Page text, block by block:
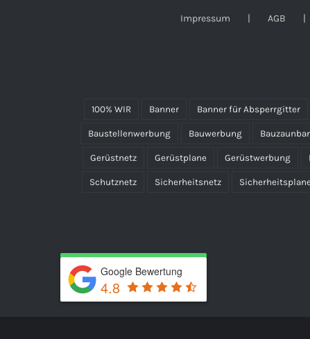
Impressum AGB
100% WIR Banner Banner für Absperrgitter
Baustellenwerbung Bauwerbung
Gerüstnetz Gerüstplane Gerüstwerbung
Schutznetz Sicherheitsnetz
Google Bewertung
4.8